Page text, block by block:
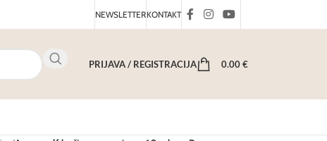
NEWSLETTERKONTAKT
PRIJAVA / REGISTRACIJA 0.00€